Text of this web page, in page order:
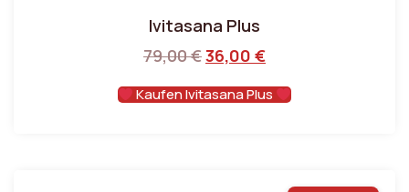
Ivitasana Plus
79,00€36,00 €
Kaufen Ivitasana Plus